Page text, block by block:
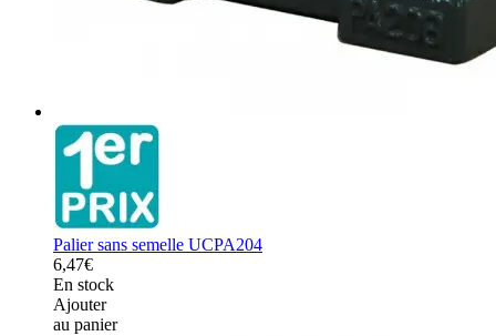
Palier sans semelle UCPA204
6,47€
En stock
Ajouter
au panier